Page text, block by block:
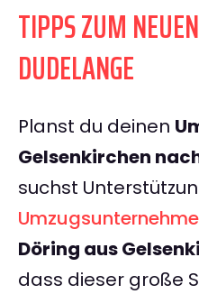
TIPPS ZUM
DUDELANGE
Planst du deinen
Gelsenkirchen
suchst
Döring aus
dass dieser große